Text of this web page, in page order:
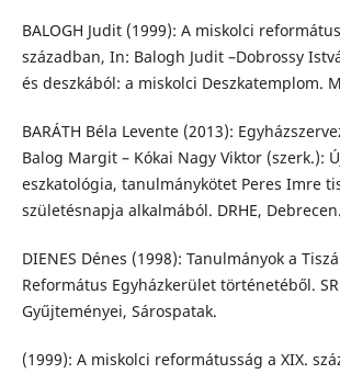
BALOGH Judit (1999): A miskolci
században, In: Balogh Judit –Dobrossy
és deszkából: a miskolci Deszkatemplom.
BARÁTH Béla Levente (2013):
Balog Margit – Kókai Nagy Viktor (szerk.):
eszkatológia, tanulmánykötet Peres Imre
születésnapja alkalmából. DRHE, Debrecen.
DIENES Dénes (1998): Tanulmányok a
Református Egyházkerület történetéből.
Gyűjteményei, Sárospatak.
(1999): A miskolci reformátusság a XIX.